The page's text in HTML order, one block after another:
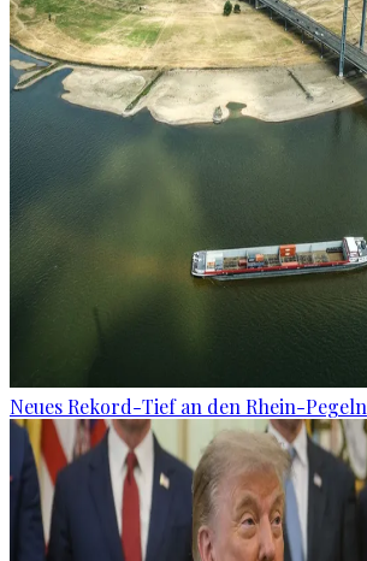
Neues Rekord-Tief an den Rhein-Pegeln